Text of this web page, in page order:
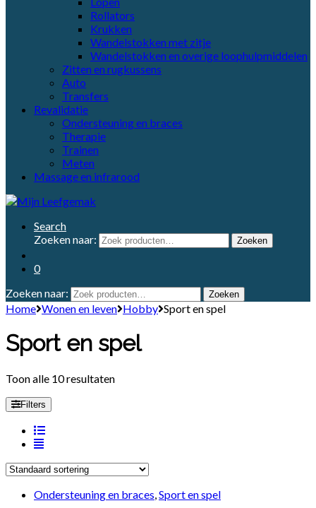
Rollators
Krukken
Wandelstokken met zitje
Wandelstokken en overige loophulpmiddelen
Zitten en rugkussens
Auto
Transfers
Revalidatie
Ondersteuning en braces
Therapie
Trainen
Meten
Massage en infrarood
Search
Zoeken naar:
Zoeken
0
Zoeken naar:
Zoeken
Home Wonen en leven Hobby Sport en spel
Sport en spel
Toon alle 10 resultaten
Filters
Ondersteuning en braces,Sport en spel